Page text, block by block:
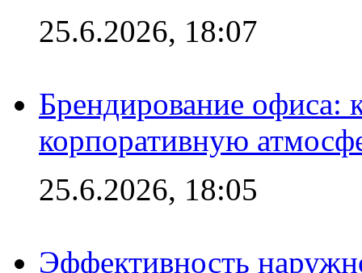
25.6.2026, 18:07
Брендирование офиса:
корпоративную
25.6.2026, 18:05
Эффективность